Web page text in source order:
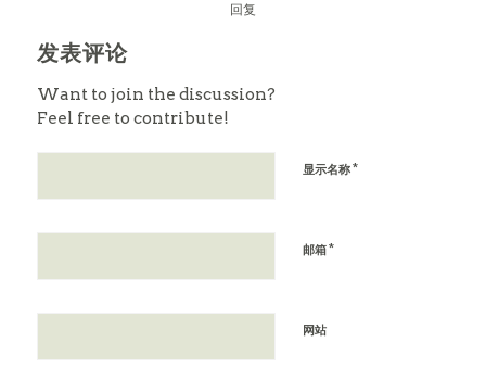
回复
发表评论
Want to join the discussion?
Feel free to contribute!
显示名称*
邮箱*
网站